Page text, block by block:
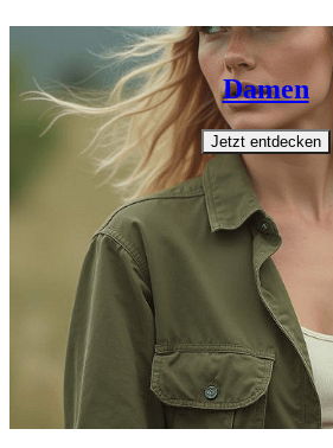
Damen
Jetzt entdecken